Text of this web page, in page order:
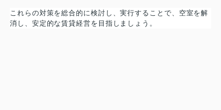
これらの対策を総合的に検討し、実行することで、空室を解
消し、安定的な賃貸経営を目指しましょう。